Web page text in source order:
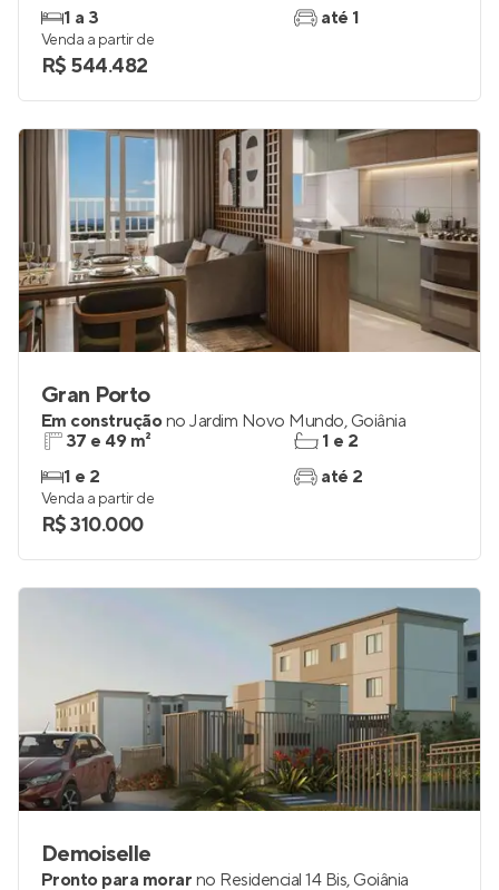
1 a 3
até 1
Venda a partir de
R$ 544.482
Gran Porto
Em construçãono Jardim Novo Mundo, Goiânia
37 e 49 m²
1 e 2
1 e 2
até 2
Venda a partir de
R$ 310.000
Demoiselle
Pronto para morar no Residencial 14 Bis, Goiânia